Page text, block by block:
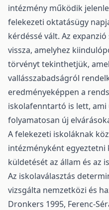
intézmény működik
felekezeti oktatásügy
kérdéssé vált. Az
vissza, amelyhez
törvényt tekinthetjük,
vallásszabadságról
eredményeképpen a
iskolafenntartó is lett,
folyamatosan új
A felekezeti iskoláknak
intézményként egyeztetni
küldetését az állam és az
Az iskolaválasztás
vizsgálta nemzetközi és
Dronkers 1995, Ferenc-